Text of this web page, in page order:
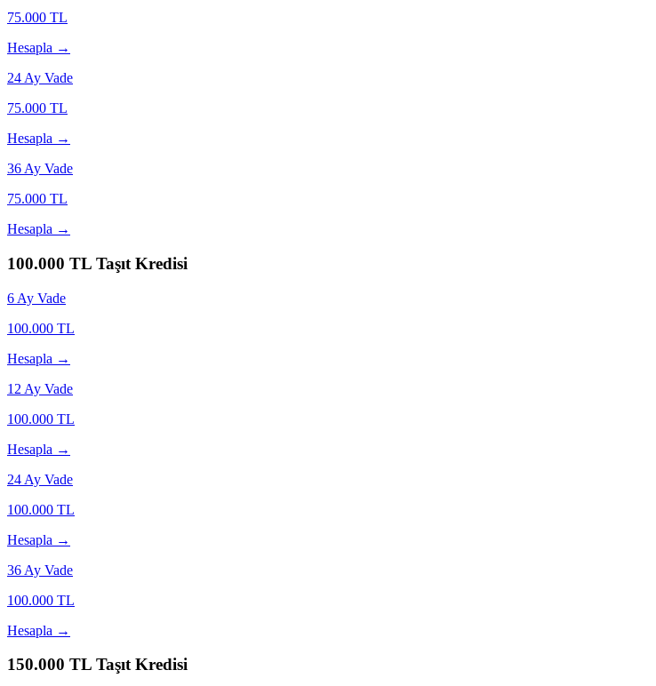
75.000 TL
Hesapla →
24 Ay Vade
75.000 TL
Hesapla →
36 Ay Vade
75.000 TL
Hesapla →
100.000 TL Taşıt Kredisi
6 Ay Vade
100.000 TL
Hesapla →
12 Ay Vade
100.000 TL
Hesapla →
24 Ay Vade
100.000 TL
Hesapla →
36 Ay Vade
100.000 TL
Hesapla →
150.000 TL Taşıt Kredisi